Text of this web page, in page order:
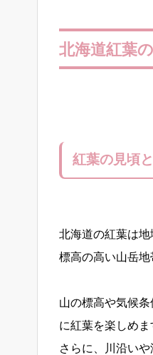
北海道紅葉
紅葉の見頃
北海道の紅葉は地
標高の高い山岳地
山の標高や気候
に紅葉を楽しめま
さらに、川沿い